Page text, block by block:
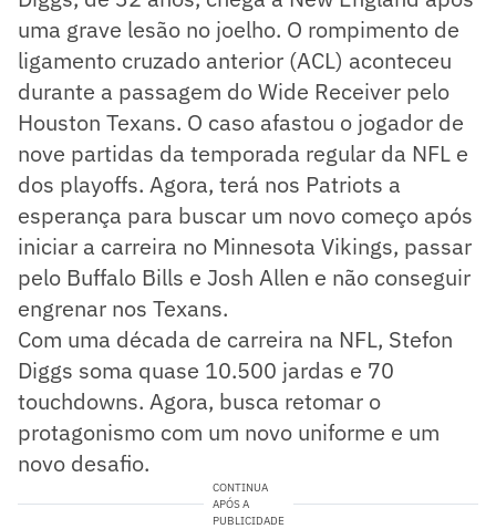
uma grave lesão no joelho. O rompimento de
ligamento cruzado anterior (ACL) aconteceu
durante a passagem do Wide Receiver pelo
Houston Texans. O caso afastou o jogador de
nove partidas da temporada regular da NFL e
dos playoffs. Agora, terá nos Patriots a
esperança para buscar um novo começo após
iniciar a carreira no Minnesota Vikings, passar
pelo Buffalo Bills e Josh Allen e não conseguir
engrenar nos Texans.
Com uma década de carreira na NFL, Stefon
Diggs soma quase 10.500 jardas e 70
touchdowns. Agora, busca retomar o
protagonismo com um novo uniforme e um
novo desafio.
CONTINUA
APÓS A
PUBLICIDADE